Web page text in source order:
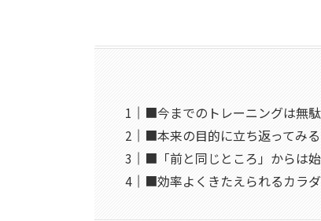
■今までのトレーニングは無
■本来の目的に立ち返ってみる
■「前と同じところ」からは
■効率よくきたえられるカラ